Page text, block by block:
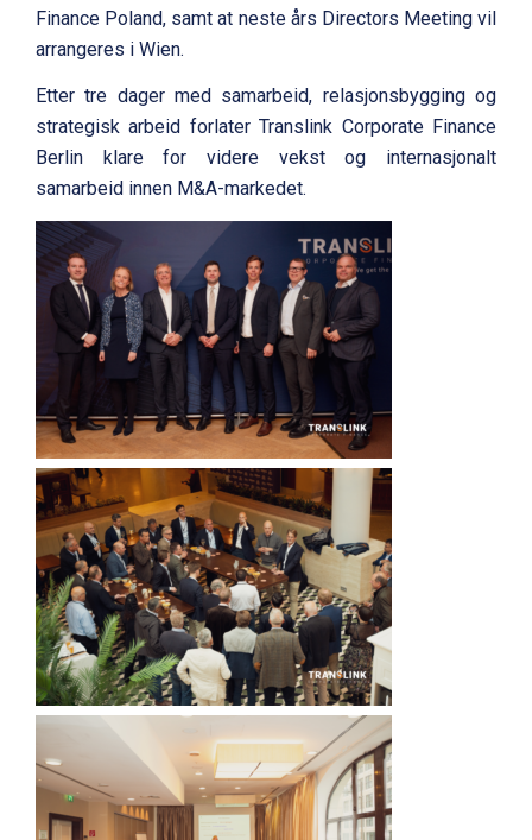
Finance Poland, samt at neste års Directors Meeting vil
arrangeres i Wien.
Etter tre dager med samarbeid, relasjonsbygging og
strategisk arbeid forlater Translink Corporate Finance
Berlin klare for videre vekst og internasjonalt
samarbeid innen M&A-markedet.